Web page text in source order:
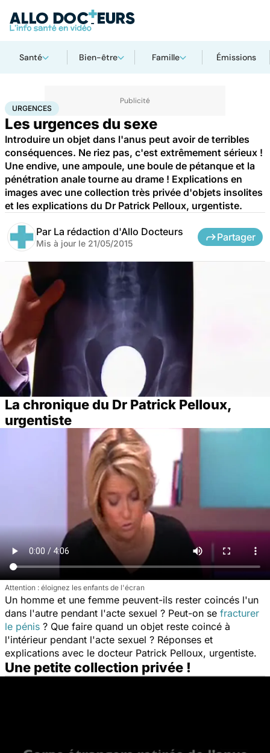
Santé Bien-être Famille Émissions
AccueilSanté Urgences
URGENCES
Les urgences du sexe
Introduire un objet dans l'anus peut avoir de terribles
conséquences. Ne riez pas, c'est extrêmement sérieux !
Une endive, une ampoule, une boule de pétanque et la
pénétration anale tourne au drame ! Explications en
images avec une collection très privée d'objets insolites
et les explications du Dr Patrick Pelloux, urgentiste.
Par La rédaction d'Allo Docteurs
Mis à jour le 21/05/2015
Partager
La chronique du Dr Patrick Pelloux,
urgentiste
Attention : éloignez les enfants de l'écran
Un homme et une femme peuvent-ils rester coincés l'un
dans l'autre pendant l'acte sexuel ? Peut-on se fracturer
le pénis ? Que faire quand un objet reste coincé à
l'intérieur pendant l'acte sexuel ? Réponses et
explications avec le docteur Patrick Pelloux, urgentiste.
Une petite collection privée !